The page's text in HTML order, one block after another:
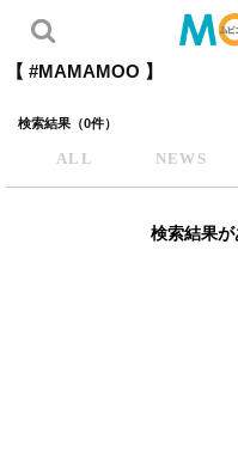
【 #MAMAMOO 】
検索結果（0件）
ALL NEWS
検索結果が